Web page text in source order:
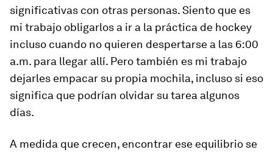
significativas con otras personas. Siento que es
mi trabajo obligarlos a ir a la práctica de hockey
incluso cuando no quieren despertarse a las 6:00
a.m. para llegar allí. Pero también es mi trabajo
dejarles empacar su propia mochila, incluso si eso
significa que podrían olvidar su tarea algunos
días.
A medida que crecen, encontrar ese equilibrio se